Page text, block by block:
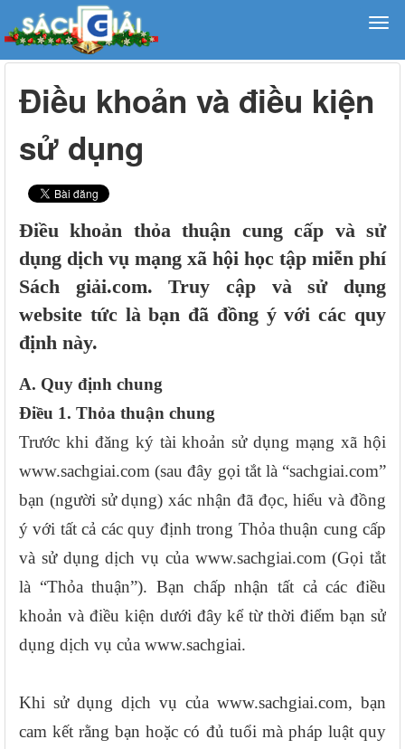
Điều khoản và điều kiện
sử dụng
Điều khoản thỏa thuận cung cấp và sử
dụng dịch vụ mạng xã hội học tập miễn phí
Sách giải.com. Truy cập và sử dụng
website tức là bạn đã đồng ý với các quy
định này.
A. Quy định chung
Điều 1. Thỏa thuận chung
Trước khi đăng ký tài khoản sử dụng mạng xã hội
www.sachgiai.com (sau đây gọi tắt là “sachgiai.com”
bạn (người sử dụng) xác nhận đã đọc, hiểu và đồng
ý với tất cả các quy định trong Thỏa thuận cung cấp
và sử dụng dịch vụ của www.sachgiai.com (Gọi tắt
là “Thỏa thuận”). Bạn chấp nhận tất cả các điều
khoản và điều kiện dưới đây kể từ thời điểm bạn sử
dụng dịch vụ của www.sachgiai.
Khi sử dụng dịch vụ của www.sachgiai.com, bạn
cam kết rằng bạn hoặc có đủ tuổi mà pháp luật quy